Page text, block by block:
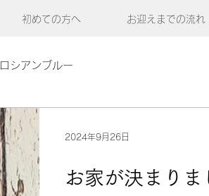
初めての方へ お迎えまでの流れ
ロシアンブルー
お家が決まりま
2024年9月26日